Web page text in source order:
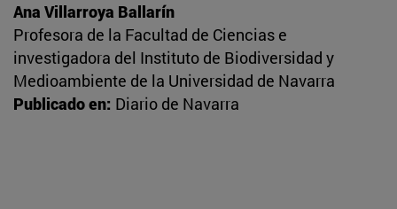
Ana Villarroya Ballarín
Profesora de la Facultad de Ciencias e
investigadora del Instituto de Biodiversidad y
Medioambiente de la Universidad de Navarra
Publicado en: Diario de Navarra